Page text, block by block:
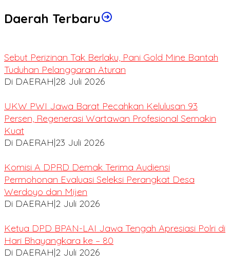
Daerah Terbaru
Sebut Perizinan Tak Berlaku, Pani Gold Mine Bantah
Tuduhan Pelanggaran Aturan
Di DAERAH|28 Juli 2026
UKW PWI Jawa Barat Pecahkan Kelulusan 93
Persen, Regenerasi Wartawan Profesional Semakin
Kuat
Di DAERAH|23 Juli 2026
Komisi A DPRD Demak Terima Audiensi
Permohonan Evaluasi Seleksi Perangkat Desa
Werdoyo dan Mijen
Di DAERAH|2 Juli 2026
Ketua DPD BPAN-LAI Jawa Tengah Apresiasi Polri di
Hari Bhayangkara ke – 80
Di DAERAH|2 Juli 2026